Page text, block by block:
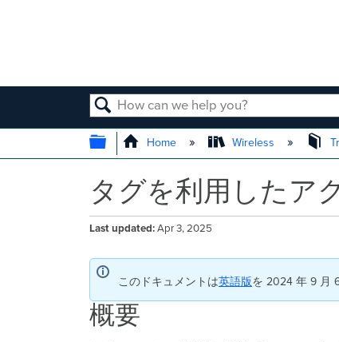
SEARCH
EXPAND/COLLAPSE
Home Wireless
タグを利用したア
Last updated Apr 3, 2025
このドキュメントは英語版を 2024 年 9 月
概要